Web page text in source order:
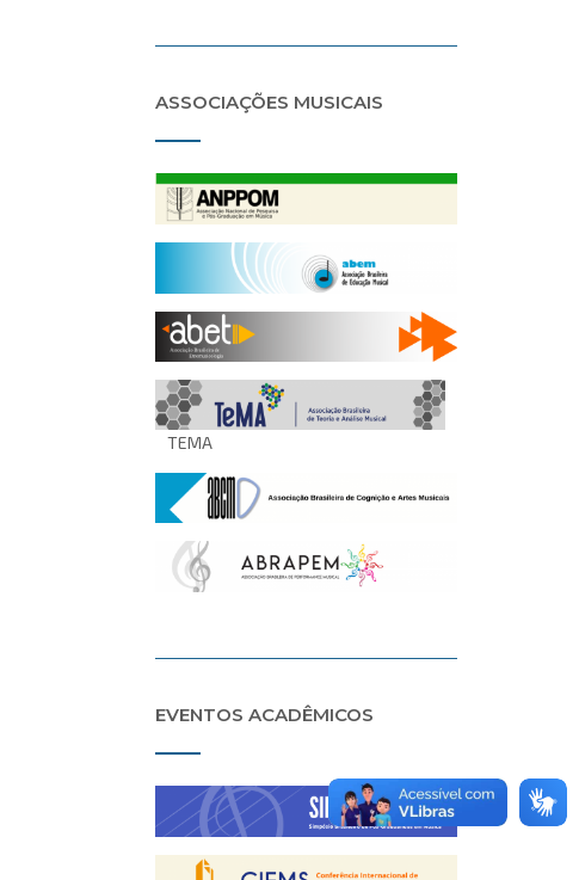
ASSOCIAÇÕES MUSICAIS
TEMA
EVENTOS ACADÊMICOS